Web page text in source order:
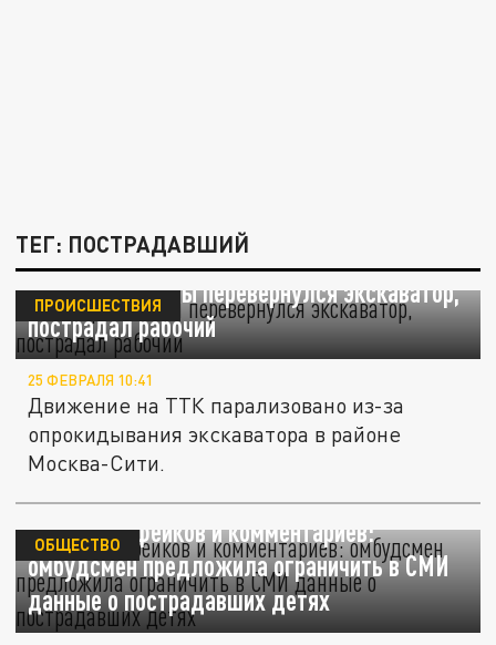
ТЕГ: ПОСТРАДАВШИЙ
В центре Москвы перевернулся экскаватор,
пострадал рабочий
ПРОИСШЕСТВИЯ
25 ФЕВРАЛЯ 10:41
Движение на ТТК парализовано из-за
опрокидывания экскаватора в районе
Москва-Сити.
Защита от фейков и комментариев:
омбудсмен предложила ограничить в СМИ
данные о пострадавших детях
ОБЩЕСТВО